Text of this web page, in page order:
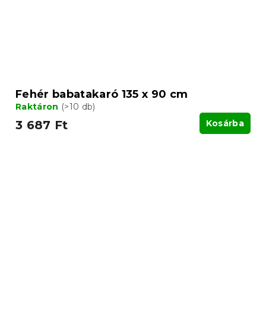
Fehér babatakaró 135 x 90 cm
Raktáron (>10 db)
3 687 Ft Kosárba